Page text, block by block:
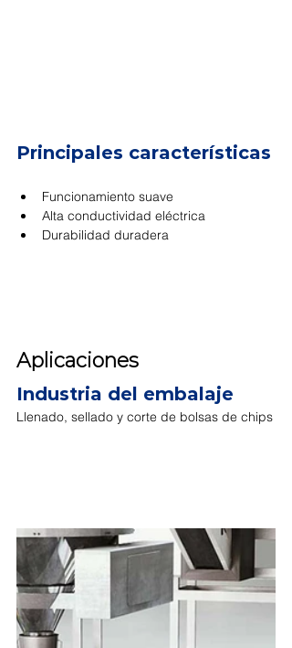
Principales características
Funcionamiento suave
Alta conductividad eléctrica
Durabilidad duradera
Aplicaciones
Industria del embalaje
Llenado, sellado y corte de bolsas de chips